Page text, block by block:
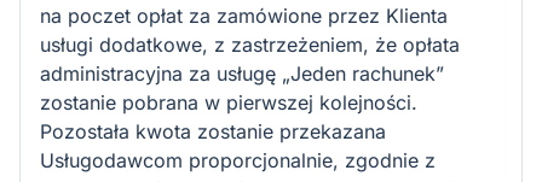
na poczet opłat za zamówione przez Klienta
usługi dodatkowe, z zastrzeżeniem, że opłata
administracyjna za usługę „Jeden rachunek”
zostanie pobrana w pierwszej kolejności.
Pozostała kwota zostanie przekazana
Usługodawcom proporcjonalnie, zgodnie z